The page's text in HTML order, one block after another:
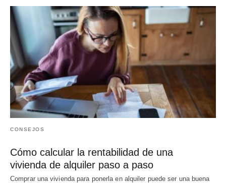
CONSEJOS
Cómo calcular la rentabilidad de una
vivienda de alquiler paso a paso
Comprar una vivienda para ponerla en alquiler puede ser una buena